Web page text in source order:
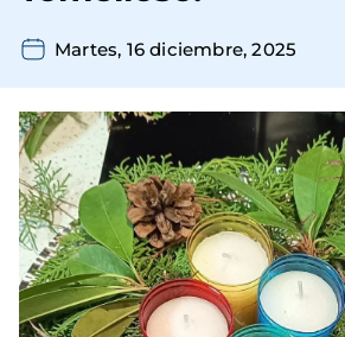
Martes, 16 diciembre, 2025